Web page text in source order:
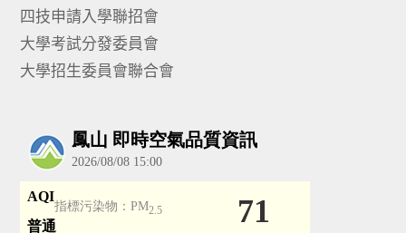
四技申請入學聯招會
大學考試分發委員會
大學招生委員會聯合會